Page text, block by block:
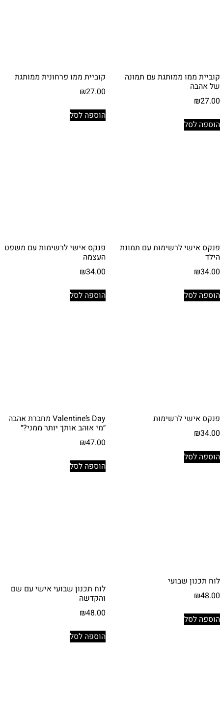
קוביית ממו ממותגת עם תמונה
של אהבה
₪27.00
הוספה לסל
קוביית ממו פרחונית ממותגת
₪27.00
הוספה לסל
פנקס אישי לרשימות עם תמונת
הילד
₪34.00
הוספה לסל
פנקס אישי לרשימות עם משפט
העצמה
₪34.00
הוספה לסל
פנקס אישי לרשימות
₪34.00
הוספה לסל
Valentine’s Day מחברת אהבה
״מי אוהב אותך יותר ממני?״
₪47.00
הוספה לסל
לוח תכנון שבועי
₪48.00
הוספה לסל
לוח תכנון שבועי אישי עם שם
והקדשה
₪48.00
הוספה לסל